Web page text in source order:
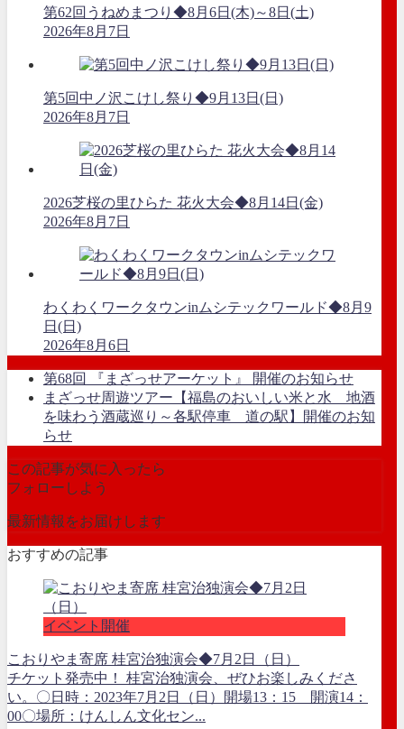
第62回うねめまつり◆8月6日(木)～8日(土)
2026年8月7日
第5回中ノ沢こけし祭り◆9月13日(日)
2026年8月7日
2026芝桜の里ひらた 花火大会◆8月14日(金)
2026年8月7日
わくわくワークタウンinムシテックワールド◆8月9
日(日)
2026年8月6日
第68回 『まざっせアーケット』 開催のお知らせ
まざっせ周遊ツアー【福島のおいしい米と水 地酒
を味わう酒蔵巡り～各駅停車 道の駅】開催のお知
らせ
この記事が気に入ったら
フォローしよう
最新情報をお届けします
おすすめの記事
イベント開催
こおりやま寄席 桂宮治独演会◆7月2日（日）
チケット発売中！ 桂宮治独演会、ぜひお楽しみくださ
い。〇日時：2023年7月2日（日）開場13：15 開演14：
00〇場所：けんしん文化セン...